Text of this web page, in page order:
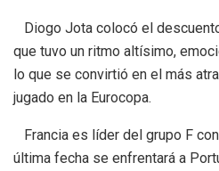
Diogo Jota colocó el
que tuvo un ritmo altísimo,
lo que se convirtió en el más
jugado en la Eurocopa.
Francia es líder del grupo F
última fecha se enfrentará a